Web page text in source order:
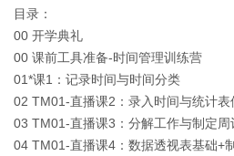
目录：
00 开学典礼
00 课前工具准备-时间管理训练营
01*课1：记录时间与时间分类
02 TM01-直播课2：录入时间与统计表
03 TM01-直播课3：分解工作与制定周
04 TM01-直播课4：数据透视表基础+